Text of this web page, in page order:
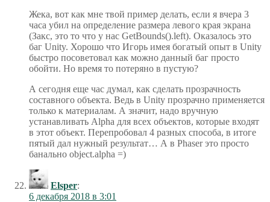
Жека, вот как мне твой пример делать, если я вчера 3
часа убил на определение размера левого края экрана
(Закс, это то что у нас GetBounds().left). Оказалось это
баг Unity. Хорошо что Игорь имея богатый опыт в Unity
быстро посоветовал как можно данный баг просто
обойти. Но время то потеряно в пустую?
А сегодня еще час думал, как сделать прозрачность
составного объекта. Ведь в Unity прозрачно применяется
только к материалам. А значит, надо вручную
устанавливать Alpha для всех объектов, которые входят
в этот объект. Перепробовал 4 разных способа, в итоге
пятый дал нужный результат… А в Phaser это просто
банально object.alpha =)
Elsper:
6 декабря 2018 в 3:01